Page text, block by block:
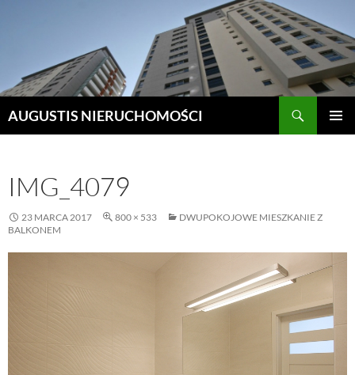
AUGUSTIS NIERUCHOMOŚCI
IMG_4079
23 MARCA 2017 800 × 533
DWUPOKOJOWE MIESZKANIE Z
BALKONEM